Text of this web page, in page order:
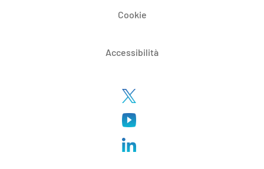
Cookie
Accessibilità